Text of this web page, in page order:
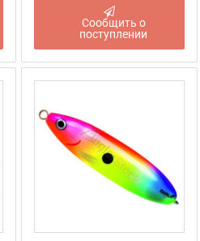
Сообщить о
поступлении